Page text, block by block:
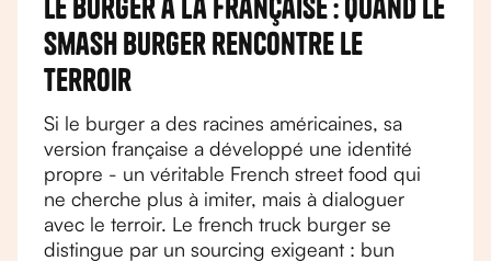
smash burger rencontre le
terroir
Si le burger a des racines américaines, sa
version française a développé une identité
propre - un véritable French street food qui
ne cherche plus à imiter, mais à dialoguer
avec le terroir. Le french truck burger se
distingue par un sourcing exigeant : bun